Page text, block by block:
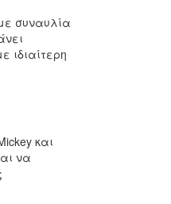
συναυλία
ιδιαίτερη
και
να